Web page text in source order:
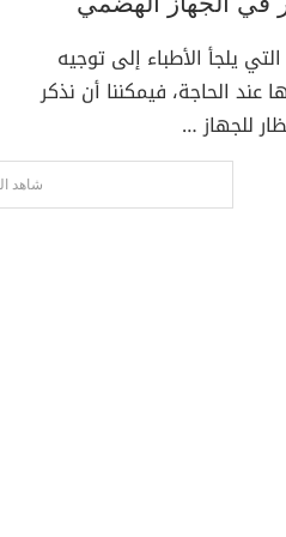
يلجأ الأطباء إلى توجيه
عند الحاجة، فيمكننا أن نذكر
للجهاز …
شاهد